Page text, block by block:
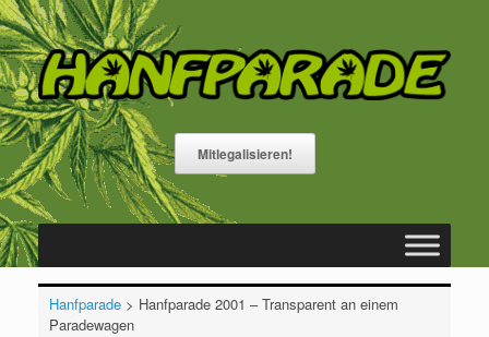
Zum
Inhalt
springen
Mitlegalisieren!
Hanfparade> Hanfparade 2001 – Transparent an einem
Paradewagen